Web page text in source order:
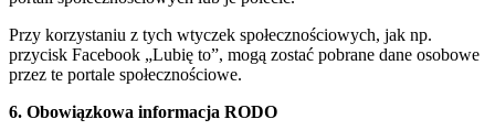
Przy korzystaniu z tych wtyczek społecznościowych, jak np.
przycisk Facebook „Lubię to”, mogą zostać pobrane dane osobowe
przez te portale społecznościowe.
6. Obowiązkowa informacja RODO